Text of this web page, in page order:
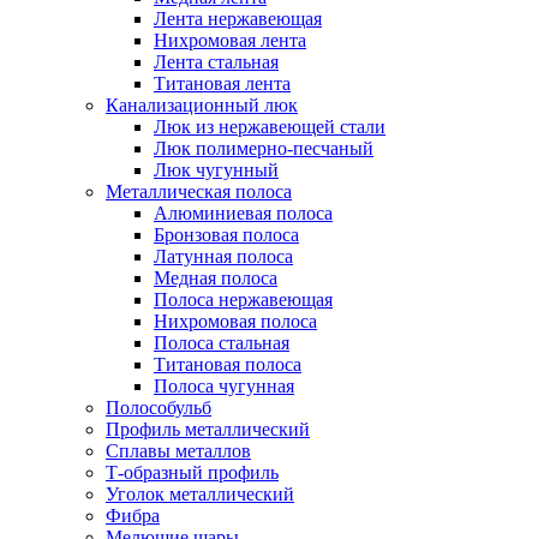
Лента нержавеющая
Нихромовая лента
Лента стальная
Титановая лента
Канализационный люк
Люк из нержавеющей стали
Люк полимерно-песчаный
Люк чугунный
Металлическая полоса
Алюминиевая полоса
Бронзовая полоса
Латунная полоса
Медная полоса
Полоса нержавеющая
Нихромовая полоса
Полоса стальная
Титановая полоса
Полоса чугунная
Полособульб
Профиль металлический
Сплавы металлов
Т-образный профиль
Уголок металлический
Фибра